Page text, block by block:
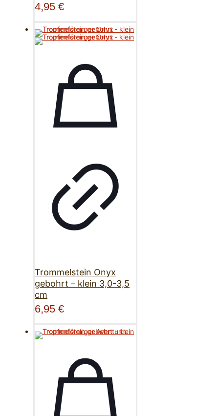
4,95 €
Trommelstein Onyx
gebohrt – klein 3,0-3,5
cm
6,95 €